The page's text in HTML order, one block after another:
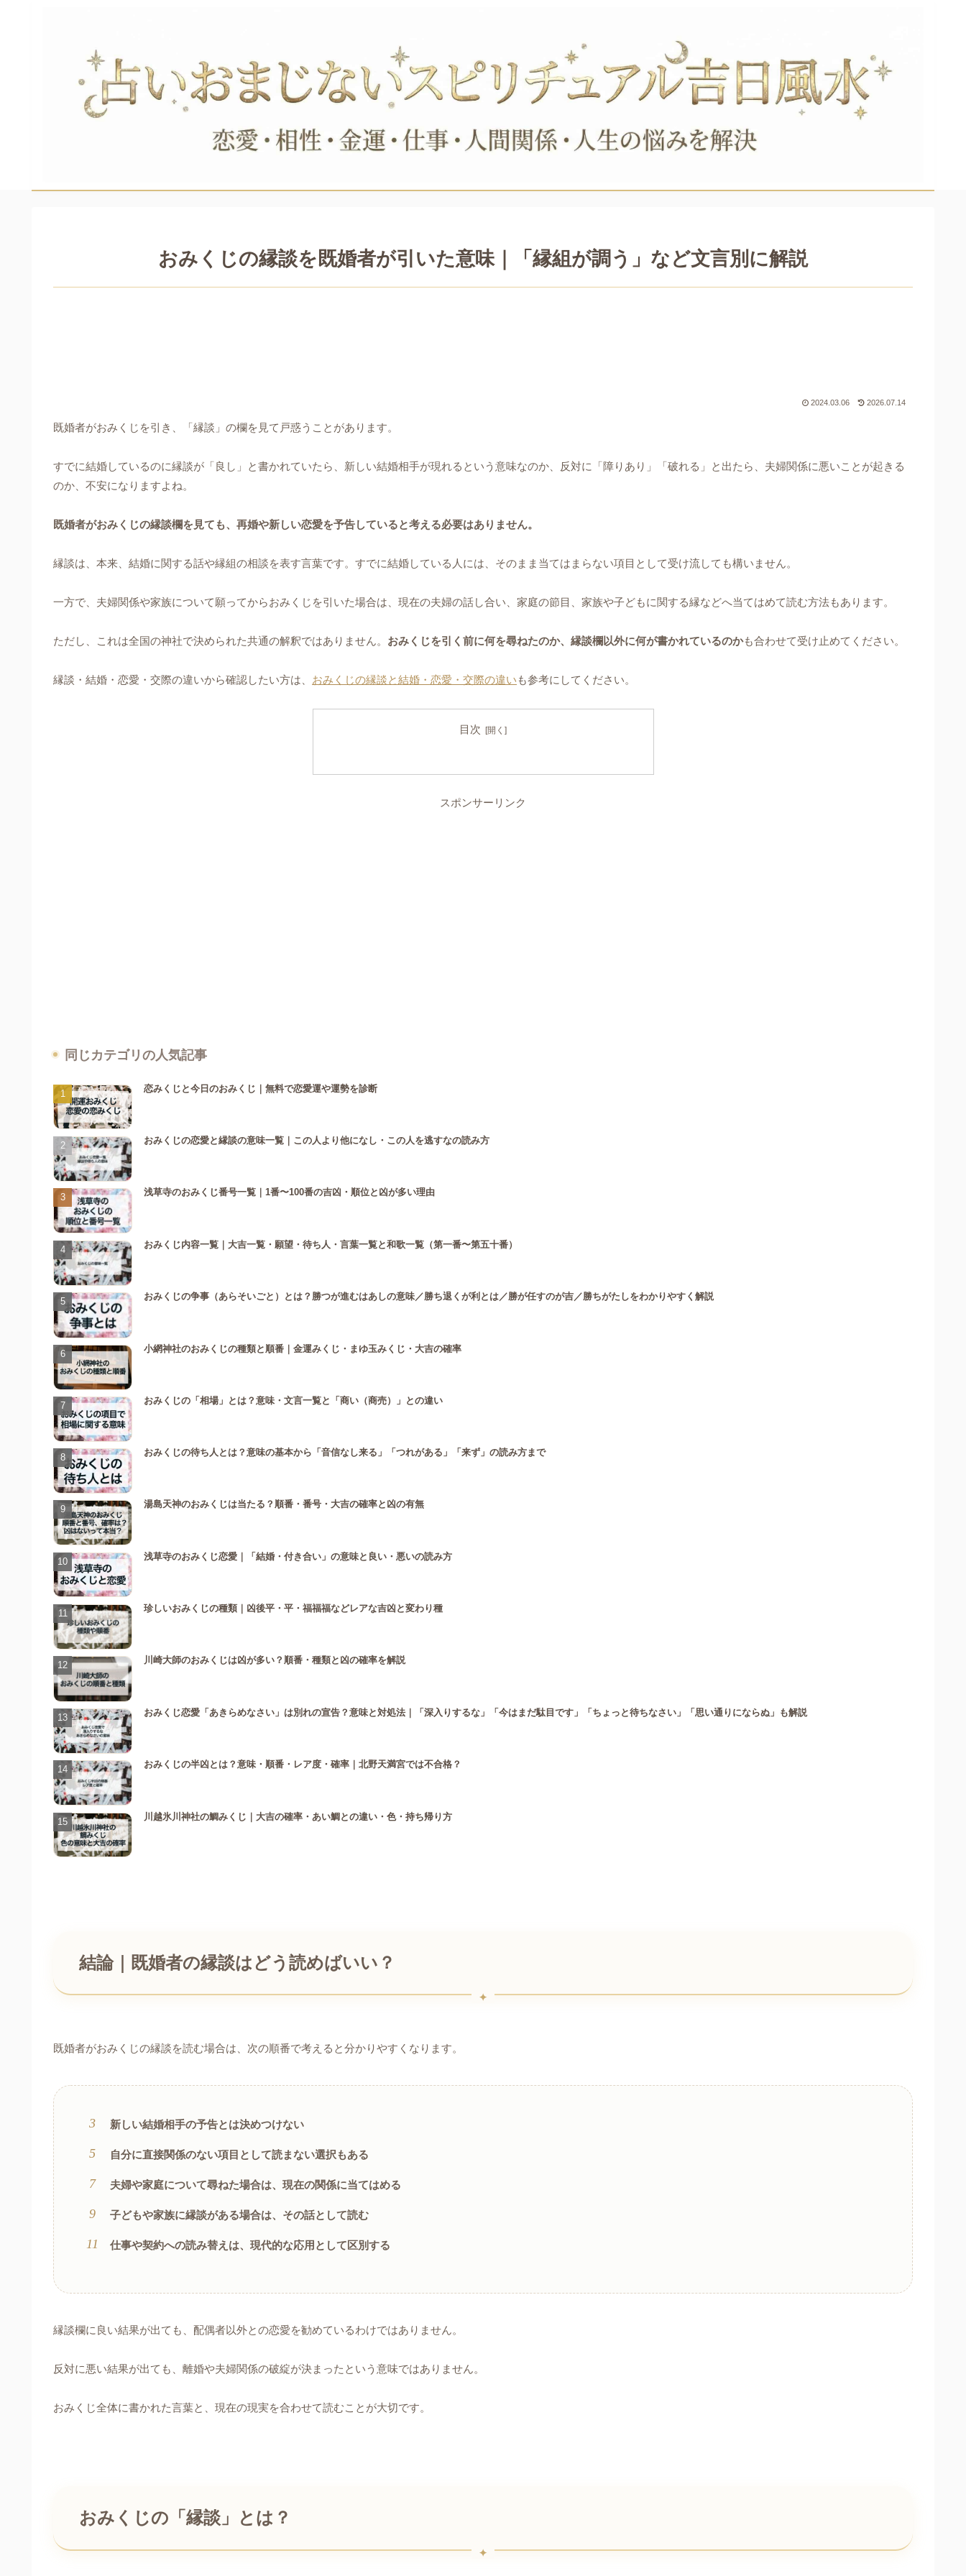
おみくじの縁談を既婚者が引いた意味｜「縁組が調う」など文言別に解説
2024.03.06 2026.07.14
既婚者がおみくじを引き、「縁談」の欄を見て戸惑うことがあります。
すでに結婚しているのに縁談が「良し」と書かれていたら、新しい結婚相手が現れるという意味なのか、反対に「障りあり」「破れる」と出たら、夫婦関係に悪いことが起きる
のか、不安になりますよね。
既婚者がおみくじの縁談欄を見ても、再婚や新しい恋愛を予告していると考える必要はありません。
縁談は、本来、結婚に関する話や縁組の相談を表す言葉です。すでに結婚している人には、そのまま当てはまらない項目として受け流しても構いません。
一方で、夫婦関係や家族について願ってからおみくじを引いた場合は、現在の夫婦の話し合い、家庭の節目、家族や子どもに関する縁などへ当てはめて読む方法もあります。
ただし、これは全国の神社で決められた共通の解釈ではありません。 おみくじを引く前に何を尋ねたのか、縁談欄以外に何が書かれているのかも合わせて受け止めてください。
縁談・結婚・恋愛・交際の違いから確認したい方は、 おみくじの縁談と結婚・恋愛・交際の違い も参考にしてください。
目次
スポンサーリンク
同じカテゴリの人気記事
恋みくじと今日のおみくじ｜無料で恋愛運や運勢を診断
おみくじの恋愛と縁談の意味一覧｜この人より他になし・この人を逃すなの読み方
浅草寺のおみくじ番号一覧｜1番〜100番の吉凶・順位と凶が多い理由
おみくじ内容一覧｜大吉一覧・願望・待ち人・言葉一覧と和歌一覧（第一番〜第五十番）
おみくじの争事（あらそいごと）とは？勝つが進むはあしの意味／勝ち退くが利とは／勝が任すのが吉／勝ちがたしをわかりやすく解説
小網神社のおみくじの種類と順番｜金運みくじ・まゆ玉みくじ・大吉の確率
おみくじの「相場」とは？意味・文言一覧と「商い（商売）」との違い
おみくじの待ち人とは？意味の基本から「音信なし来る」「つれがある」「来ず」の読み方まで
湯島天神のおみくじは当たる？順番・番号・大吉の確率と凶の有無
浅草寺のおみくじ恋愛｜「結婚・付き合い」の意味と良い・悪いの読み方
珍しいおみくじの種類｜凶後平・平・福福福などレアな吉凶と変わり種
川崎大師のおみくじは凶が多い？順番・種類と凶の確率を解説
おみくじ恋愛「あきらめなさい」は別れの宣告？意味と対処法｜「深入りするな」「今はまだ駄目です」「ちょっと待ちなさい」「思い通りにならぬ」も解説
おみくじの半凶とは？意味・順番・レア度・確率｜北野天満宮では不合格？
川越氷川神社の鯛みくじ｜大吉の確率・あい鯛との違い・色・持ち帰り方
結論｜既婚者の縁談はどう読めばいい？
既婚者がおみくじの縁談を読む場合は、次の順番で考えると分かりやすくなります。
新しい結婚相手の予告とは決めつけない
自分に直接関係のない項目として読まない選択もある
夫婦や家庭について尋ねた場合は、現在の関係に当てはめる
子どもや家族に縁談がある場合は、その話として読む
仕事や契約への読み替えは、現代的な応用として区別する
縁談欄に良い結果が出ても、配偶者以外との恋愛を勧めているわけではありません。
反対に悪い結果が出ても、離婚や夫婦関係の破綻が決まったという意味ではありません。
おみくじ全体に書かれた言葉と、現在の現実を合わせて読むことが大切です。
おみくじの「縁談」とは？